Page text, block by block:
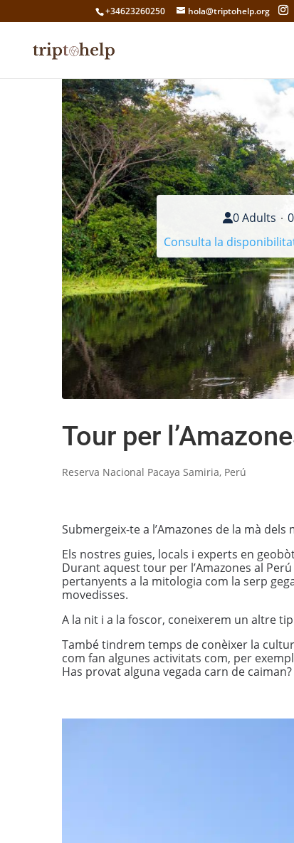
+34623260250 hola@triptohelp.org
0 Adults
Consulta la
Tour per
Reserva Nacional Pacaya Samiria, Perú
Submergeix-te a l’Amazones de la mà dels
Els nostres guies, locals i experts en
Durant aquest tour per l’Amazones al
pertanyents a la mitologia com la serp
movedisses.
A la nit i a la foscor, coneixerem un altre
També tindrem temps de conèixer la
com fan algunes activitats com, per
Has provat alguna vegada carn de